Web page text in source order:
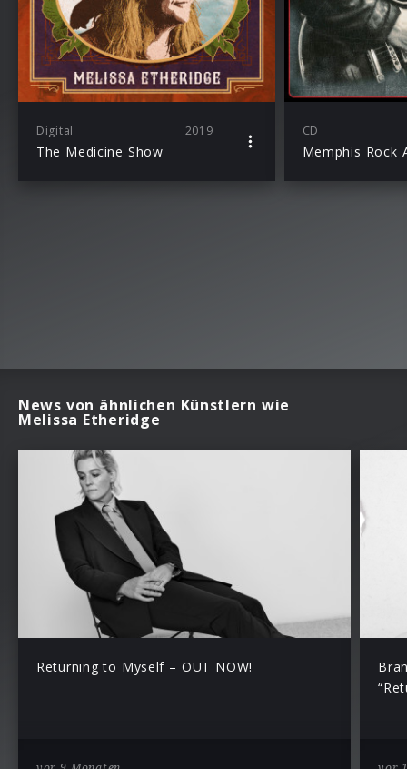
Digital 2019
The Medicine Show
CD
Memphis Rock
News von ähnlichen Künstlern wie
Melissa Etheridge
Returning to Myself – OUT NOW!